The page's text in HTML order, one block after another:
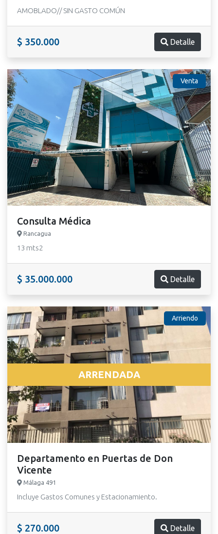
AMOBLADO// SIN GASTO COMÚN
$ 350.000 Detalle
Venta
Consulta Médica
Rancagua
13 mts2
$ 35.000.000 Detalle
Arriendo
ARRENDADA
Departamento en Puertas de Don
Vicente
Málaga 491
Incluye Gastos Comunes y Estacionamiento.
$ 270.000 Detalle